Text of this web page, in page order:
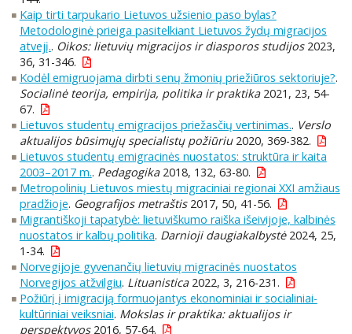
Kaip tirti tarpukario Lietuvos užsienio paso bylas?
Metodologinė prieiga pasitelkiant Lietuvos žydų migracijos
atvejį.. Oikos: lietuvių migracijos ir diasporos studijos2023,
36, 31-346.
Kodėl emigruojama dirbti senų žmonių priežiūros sektoriuje?.
Socialinė teorija, empirija, politika ir praktika2021, 23, 54-
67.
Lietuvos studentų emigracijos priežasčių vertinimas.. Verslo
aktualijos būsimųjų specialistų požiūriu2020, 369-382.
Lietuvos studentų emigracinės nuostatos: struktūra ir kaita
2003–2017 m.. Pedagogika2018, 132, 63-80.
Metropolinių Lietuvos miestų migraciniai regionai XXI amžiaus
pradžioje. Geografijos metraštis2017, 50, 41-56.
Migrantiškoji tapatybė: lietuviškumo raiška išeivijoje, kalbinės
nuostatos ir kalbų politika. Darnioji daugiakalbystė2024, 25,
1-34.
Norvegijoje gyvenančių lietuvių migracinės nuostatos
Norvegijos atžvilgiu. Lituanistica2022, 3, 216-231.
Požiūrį į imigraciją formuojantys ekonominiai ir socialiniai-
kultūriniai veiksniai. Mokslas ir praktika: aktualijos ir
perspektyvos2016, 57-64.